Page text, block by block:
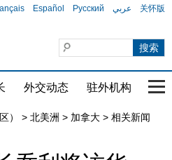
Español Русский عربي 关怀版
外交动态 驻外机构 国
） > 北美洲 > 加拿大 > 相关新闻